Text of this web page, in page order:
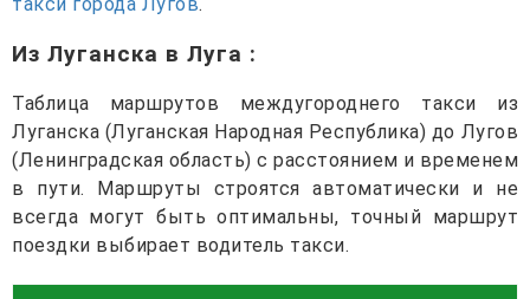
Из Луганска в Луга :
Таблица маршрутов междугороднего такси из
Луганска (Луганская Народная Республика) до Лугов
(Ленинградская область) с расстоянием и временем
в пути. Маршруты строятся автоматически и не
всегда могут быть оптимальны, точный маршрут
поездки выбирает водитель такси.